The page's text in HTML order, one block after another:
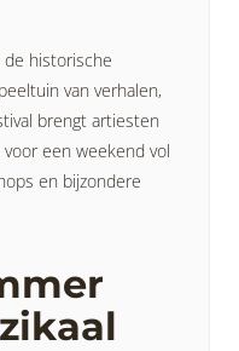
historische
van verhalen,
brengt artiesten
een weekend vol
en bijzondere